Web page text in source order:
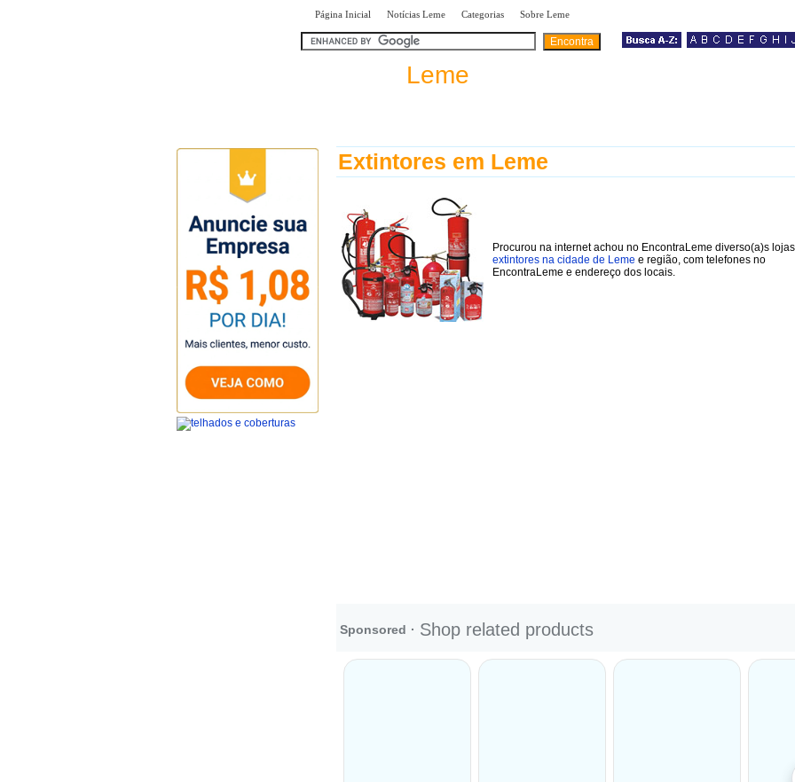
Página Inicial Notícias Leme Categorias Sobre Leme
Leme
Extintores em Leme
Procurou na internet achou no EncontraLeme diverso(a)s
extintores na cidade de Leme e região, com telefones no
EncontraLeme e endereço dos locais.